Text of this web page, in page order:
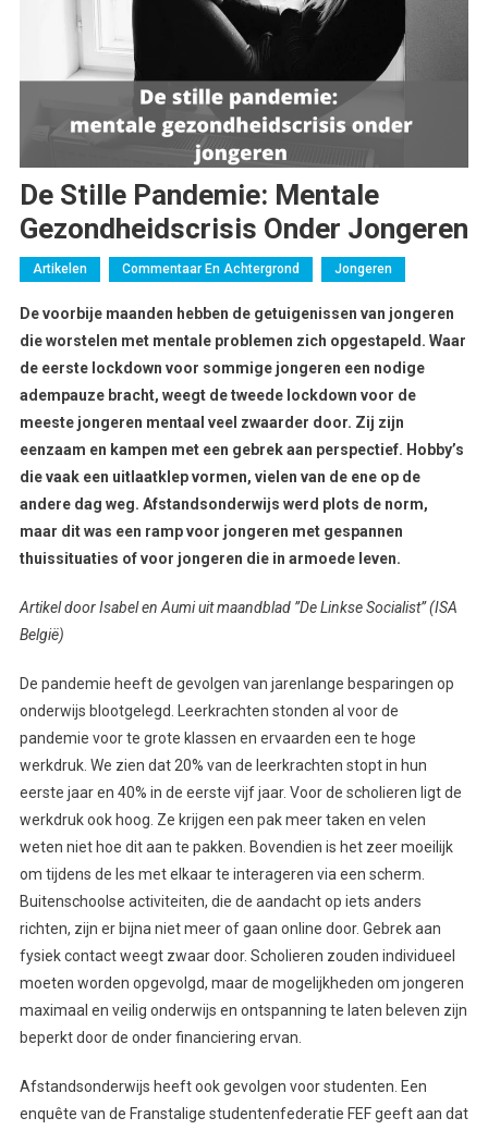
De Stille Pandemie: Mentale
Gezondheidscrisis Onder Jongeren
Artikelen Commentaar En Achtergrond Jongeren
De voorbije maanden hebben de getuigenissen van jongeren
die worstelen met mentale problemen zich opgestapeld. Waar
de eerste lockdown voor sommige jongeren een nodige
adempauze bracht, weegt de tweede lockdown voor de
meeste jongeren mentaal veel zwaarder door. Zij zijn
eenzaam en kampen met een gebrek aan perspectief. Hobby’s
die vaak een uitlaatklep vormen, vielen van de ene op de
andere dag weg. Afstandsonderwijs werd plots de norm,
maar dit was een ramp voor jongeren met gespannen
thuissituaties of voor jongeren die in armoede leven.
Artikel door Isabel en Aumi uit maandblad ”De Linkse Socialist” (ISA
België)
De pandemie heeft de gevolgen van jarenlange besparingen op
onderwijs blootgelegd. Leerkrachten stonden al voor de
pandemie voor te grote klassen en ervaarden een te hoge
werkdruk. We zien dat 20% van de leerkrachten stopt in hun
eerste jaar en 40% in de eerste vijf jaar. Voor de scholieren ligt de
werkdruk ook hoog. Ze krijgen een pak meer taken en velen
weten niet hoe dit aan te pakken. Bovendien is het zeer moeilijk
om tijdens de les met elkaar te interageren via een scherm.
Buitenschoolse activiteiten, die de aandacht op iets anders
richten, zijn er bijna niet meer of gaan online door. Gebrek aan
fysiek contact weegt zwaar door. Scholieren zouden individueel
moeten worden opgevolgd, maar de mogelijkheden om jongeren
maximaal en veilig onderwijs en ontspanning te laten beleven zijn
beperkt door de onder financiering ervan.
Afstandsonderwijs heeft ook gevolgen voor studenten. Een
enquête van de Franstalige studentenfederatie FEF geeft aan dat